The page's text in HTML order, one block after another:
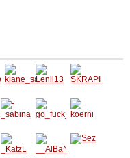
klane_s
arah
Lenii13
SKRAP
IDWIEN
-
_sabina
_-
go_fuc
k_your
self
koerni